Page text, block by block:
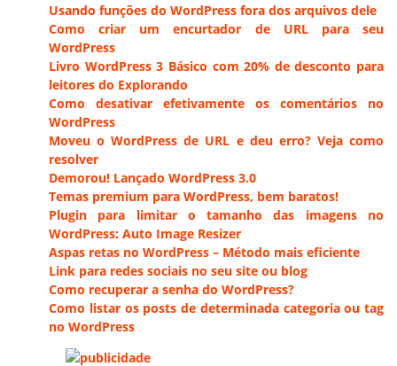
Usando funções do WordPress fora dos arquivos dele
Como criar um encurtador de URL para seu
WordPress
Livro WordPress 3 Básico com 20% de desconto para
leitores do Explorando
Como desativar efetivamente os comentários no
WordPress
Moveu o WordPress de URL e deu erro? Veja como
resolver
Demorou! Lançado WordPress 3.0
Temas premium para WordPress, bem baratos!
Plugin para limitar o tamanho das imagens no
WordPress: Auto Image Resizer
Aspas retas no WordPress – Método mais eficiente
Link para redes sociais no seu site ou blog
Como recuperar a senha do WordPress?
Como listar os posts de determinada categoria ou tag
no WordPress